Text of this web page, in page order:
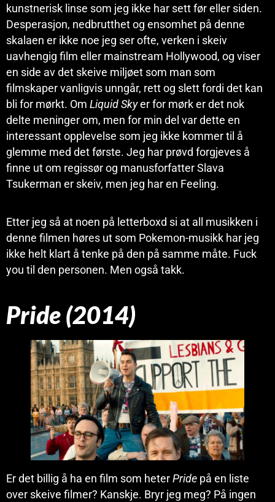
kunstnerisk linse som jeg ikke har sett før eller siden.
Desperasjon, nedbrutthet og ensomhet på denne
skalaen er ikke noe jeg ser ofte, verken i skeiv
uavhengig film eller mainstream Hollywood, og viser
en side av det skeive miljøet som man som
filmskaper vanligvis unngår, rett og slett fordi det kan
bli for mørkt. Om Liquid Skyer for mørk er det nok
delte meninger om, men for min del var dette en
interessant opplevelse som jeg ikke kommer til å
glemme med det første. Jeg har prøvd forgjeves å
finne ut om regissør og manusforfatter Slava
Tsukerman er skeiv, men jeg har en Feeling.
Etter jeg så at noen på letterboxd si at all musikken i
denne filmen høres ut som Pokemon-musikk har jeg
ikke helt klart å tenke på den på samme måte. Fuck
you til den personen. Men også takk.
Pride (2014)
Er det billig å ha en film som heterPride på en liste
over skeive filmer? Kanskje. Bryr jeg meg? På ingen